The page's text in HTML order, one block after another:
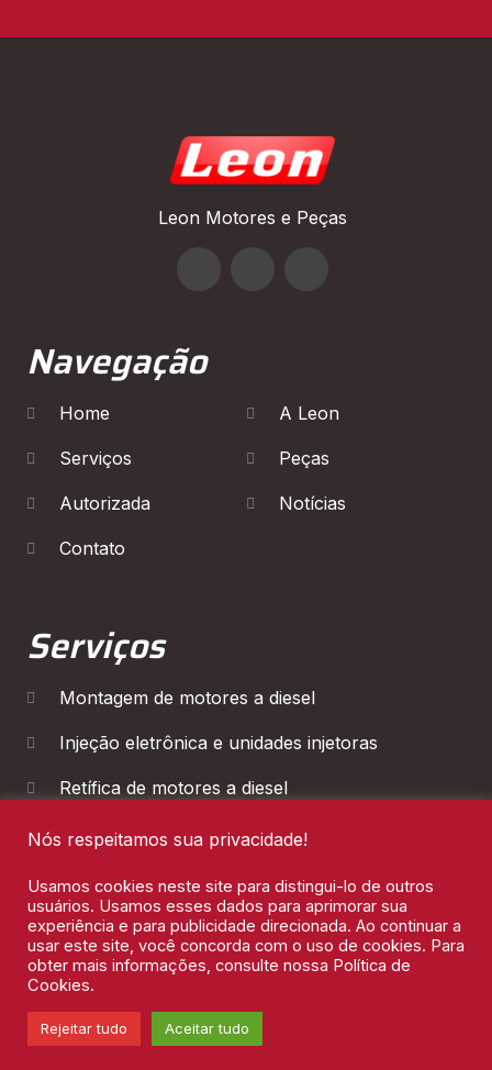
Leon Motores e Peças
Navegação
Home A Leon
Serviços Peças
Autorizada Notícias
Contato
Serviços
Montagem de motores a diesel
Injeção eletrônica e unidades injetoras
Retífica de motores a diesel
Diagnóstico Eletrônico
Manutenção de Cambios
Leon Motores 2026 © Todos os direitos reservados
Nós respeitamos sua privacidade!
Usamos cookies neste site para distingui-lo de outros
usuários. Usamos esses dados para aprimorar sua
experiência e para publicidade direcionada. Ao continuar a
usar este site, você concorda com o uso de cookies. Para
obter mais informações, consulte nossa Política de
Cookies.
Rejeitar tudo Aceitar tudo